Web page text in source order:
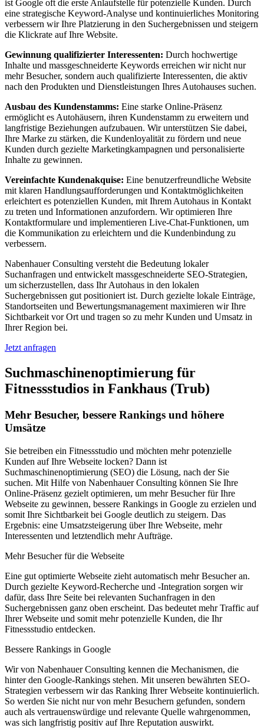
ist Google oft die erste Anlaufstelle für potenzielle Kunden. Durch
eine strategische Keyword-Analyse und kontinuierliches Monitoring
verbessern wir Ihre Platzierung in den Suchergebnissen und steigern
die Klickrate auf Ihre Website.
Gewinnung qualifizierter Interessenten: Durch hochwertige
Inhalte und massgeschneiderte Keywords erreichen wir nicht nur
mehr Besucher, sondern auch qualifizierte Interessenten, die aktiv
nach den Produkten und Dienstleistungen Ihres Autohauses suchen.
Ausbau des Kundenstamms: Eine starke Online-Präsenz
ermöglicht es Autohäusern, ihren Kundenstamm zu erweitern und
langfristige Beziehungen aufzubauen. Wir unterstützen Sie dabei,
Ihre Marke zu stärken, die Kundenloyalität zu fördern und neue
Kunden durch gezielte Marketingkampagnen und personalisierte
Inhalte zu gewinnen.
Vereinfachte Kundenakquise: Eine benutzerfreundliche Website
mit klaren Handlungsaufforderungen und Kontaktmöglichkeiten
erleichtert es potenziellen Kunden, mit Ihrem Autohaus in Kontakt
zu treten und Informationen anzufordern. Wir optimieren Ihre
Kontaktformulare und implementieren Live-Chat-Funktionen, um
die Kommunikation zu erleichtern und die Kundenbindung zu
verbessern.
Nabenhauer Consulting versteht die Bedeutung lokaler
Suchanfragen und entwickelt massgeschneiderte SEO-Strategien,
um sicherzustellen, dass Ihr Autohaus in den lokalen
Suchergebnissen gut positioniert ist. Durch gezielte lokale Einträge,
Standortseiten und Bewertungsmanagement maximieren wir Ihre
Sichtbarkeit vor Ort und tragen so zu mehr Kunden und Umsatz in
Ihrer Region bei.
Jetzt anfragen
Suchmaschinenoptimierung für
Fitnessstudios in Fankhaus (Trub)
Mehr Besucher, bessere Rankings und höhere
Umsätze
Sie betreiben ein Fitnessstudio und möchten mehr potenzielle
Kunden auf Ihre Webseite locken? Dann ist
Suchmaschinenoptimierung (SEO) die Lösung, nach der Sie
suchen. Mit Hilfe von Nabenhauer Consulting können Sie Ihre
Online-Präsenz gezielt optimieren, um mehr Besucher für Ihre
Webseite zu gewinnen, bessere Rankings in Google zu erzielen und
somit Ihre Sichtbarkeit bei Google deutlich zu steigern. Das
Ergebnis: eine Umsatzsteigerung über Ihre Webseite, mehr
Interessenten und letztendlich mehr Aufträge.
Mehr Besucher für die Webseite
Eine gut optimierte Webseite zieht automatisch mehr Besucher an.
Durch gezielte Keyword-Recherche und -Integration sorgen wir
dafür, dass Ihre Seite bei relevanten Suchanfragen in den
Suchergebnissen ganz oben erscheint. Das bedeutet mehr Traffic auf
Ihrer Webseite und somit mehr potenzielle Kunden, die Ihr
Fitnessstudio entdecken.
Bessere Rankings in Google
Wir von Nabenhauer Consulting kennen die Mechanismen, die
hinter den Google-Rankings stehen. Mit unseren bewährten SEO-
Strategien verbessern wir das Ranking Ihrer Webseite kontinuierlich.
So werden Sie nicht nur von mehr Besuchern gefunden, sondern
auch als vertrauenswürdige und relevante Quelle wahrgenommen,
was sich langfristig positiv auf Ihre Reputation auswirkt.